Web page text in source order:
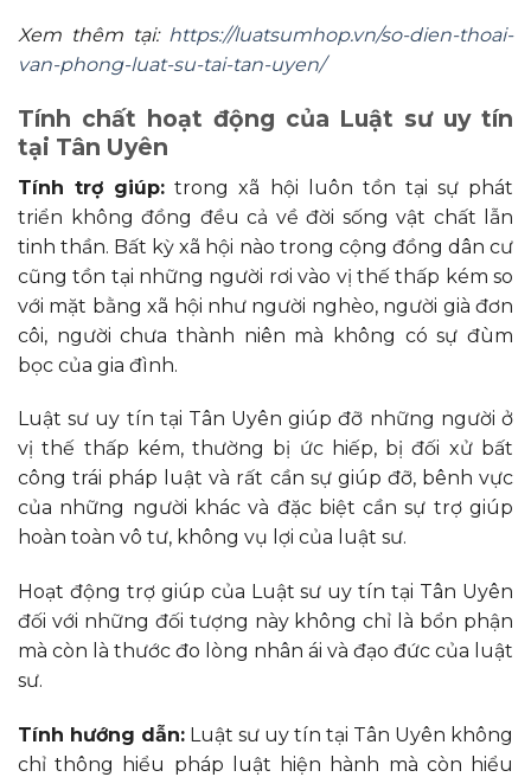
Xem thêm tại: https://luatsumhop.vn/so-dien-thoai-
van-phong-luat-su-tai-tan-uyen/
Tính chất hoạt động của Luật sư uy tín
tại Tân Uyên
Tính trợ giúp: trong xã hội luôn tồn tại sự phát
triển không đồng đều cả về đời sống vật chất lẫn
tinh thần. Bất kỳ xã hội nào trong cộng đồng dân cư
cũng tồn tại những người rơi vào vị thế thấp kém so
với mặt bằng xã hội như người nghèo, người già đơn
côi, người chưa thành niên mà không có sự đùm
bọc của gia đình.
Luật sư uy tín tại Tân Uyên giúp đỡ những người ở
vị thế thấp kém, thường bị ức hiếp, bị đối xử bất
công trái pháp luật và rất cần sự giúp đỡ, bênh vực
của những người khác và đặc biệt cần sự trợ giúp
hoàn toàn vô tư, không vụ lợi của luật sư.
Hoạt động trợ giúp của Luật sư uy tín tại Tân Uyên
đối với những đối tượng này không chỉ là bổn phận
mà còn là thước đo lòng nhân ái và đạo đức của luật
sư.
Tính hướng dẫn: Luật sư uy tín tại Tân Uyên không
chỉ thông hiểu pháp luật hiện hành mà còn hiểu